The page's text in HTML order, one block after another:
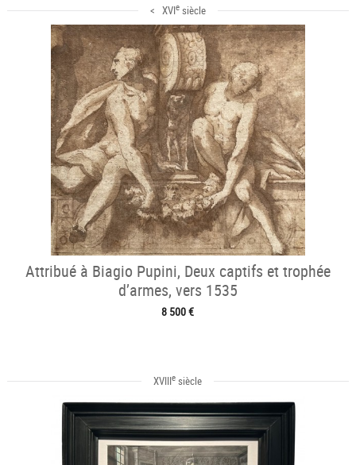
< XVIesiècle
Attribué à Biagio Pupini, Deux captifs et trophée
d’armes, vers 1535
8 500 €
XVIIIe siècle